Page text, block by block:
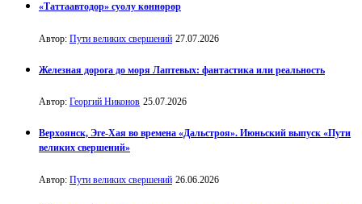
«Таттаавтодор» суолу көннөрөр
Автор: Пути великих свершений 27.07.2026
Железная дорога до моря Лаптевых: фантастика или реальность
Автор: Георгий Никонов 25.07.2026
Верхоянск, Эге-Хая во времена «Дальстроя». Июньский выпуск «Пути
великих свершений»
Автор: Пути великих свершений 26.06.2026